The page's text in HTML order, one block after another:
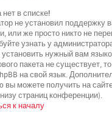
в списке!
не установил поддержку
или же просто никто не
узнать у
нужный вам
пакета не существует,
на свой язык.
можете получить на
страниц конференции).
к началу